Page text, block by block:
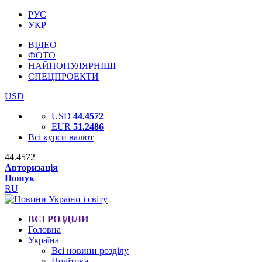
РУС
УКР
ВІДЕО
ФОТО
НАЙПОПУЛЯРНІШІ
СПЕЦПРОЕКТИ
USD
USD 44.4572
EUR 51.2486
Всі курси валют
44.4572
Авторизація
Пошук
RU
ВСІ РОЗДІЛИ
Головна
Україна
Всі новини розділу